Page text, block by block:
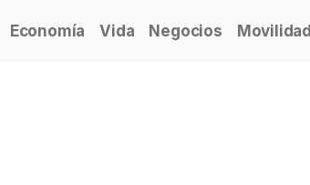
Economía Vida Negocios Movilidad